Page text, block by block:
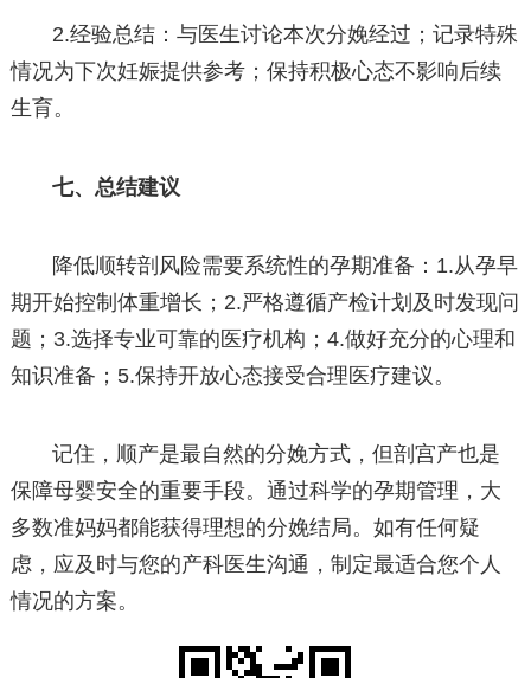
2.经验总结：与医生讨论本次分娩经过；记录特殊
情况为下次妊娠提供参考；保持积极心态不影响后续
生育。
七、总结建议
降低顺转剖风险需要系统性的孕期准备：1.从孕早
期开始控制体重增长；2.严格遵循产检计划及时发现问
题；3.选择专业可靠的医疗机构；4.做好充分的心理和
知识准备；5.保持开放心态接受合理医疗建议。
记住，顺产是最自然的分娩方式，但剖宫产也是
保障母婴安全的重要手段。通过科学的孕期管理，大
多数准妈妈都能获得理想的分娩结局。如有任何疑
虑，应及时与您的产科医生沟通，制定最适合您个人
情况的方案。